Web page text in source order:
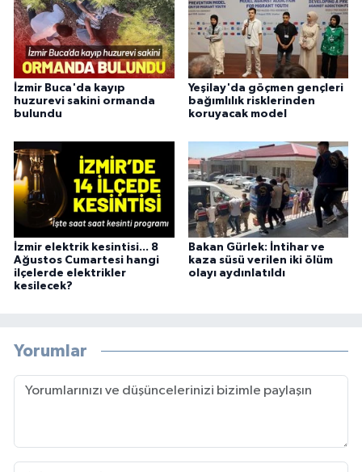
İzmir Buca'da kayıp
huzurevi sakini ormanda
bulundu
Yeşilay'da göçmen gençleri
bağımlılık risklerinden
koruyacak model
İzmir elektrik kesintisi... 8
Ağustos Cumartesi hangi
ilçelerde elektrikler
kesilecek?
Bakan Gürlek: İntihar ve
kaza süsü verilen iki ölüm
olayı aydınlatıldı
Yorumlar